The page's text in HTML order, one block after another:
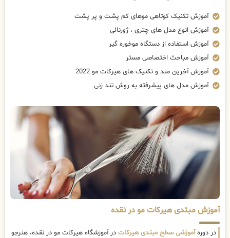
آموزش تکنیک کوتاهی موهای کم پشت و پر پشت
آموزش انوع مدل های چتری ، ژورنالی
آموزش استفاده از دستگاه موخوره گیر
آموزش مباحث اختصاصی مستر
آموزش آخرین متد و تکنیک های هیرکات مو 2022
آموزش مدل های پیشرفته به روش تند زنی
آموزش مبتدی هیرکات مو در نقده
در دورهآموزشی سطح مبتدی هیرکات در آموزشگاه هیرکات مو در نقده، هنرجو